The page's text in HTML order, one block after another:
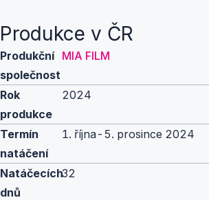
Produkce v ČR
Produkční
společnost
MIA FILM
Rok
produkce
2024
Termín
natáčení
1. října-5. prosince 2024
Natáčecích
dnů
32